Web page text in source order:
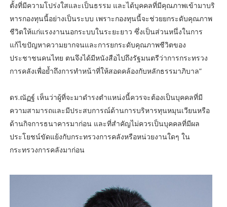
ตั้งที่มีความโปร่งใสและเป็นธรรม และได้บุคคลที่มีคุณภาพเข้ามาบริ
หารกองทุนนี้อย่างเป็นระบบ เพราะกองทุนนี้จะช่วยยกระดับคุณภาพ
ชีวิตให้แก่แรงงานนอกระบบในระยะยาว ซึ่งเป็นส่วนหนึ่งในการ
แก้ไขปัญหาความยากจนและการยกระดับคุณภาพชีวิตของ
ประชาชนคนไทย ตนจึงได้มีหนังสือไปถึงรัฐมนตรีว่าการกระทรวง
การคลังเพื่อย้ำถึงการทำหน้าที่ให้สอดคล้องกับหลักธรรมาภิบาล”
ดร.ณัฏฐ์ เห็นว่าผู้ที่จะมาดำรงตำแหน่งนี้ควรจะต้องเป็นบุคคลที่มี
ความสามารถและมีประสบการณ์ด้านการบริหารทุนหมุนเวียนหรือ
ด้านกิจการธนาคารมาก่อน และที่สำคัญไม่ควรเป็นบุคคลที่มีผล
ประโยชน์ขัดแย้งกับกระทรวงการคลังหรือหน่วยงานใดๆ ใน
กระทรวงการคลังมาก่อน